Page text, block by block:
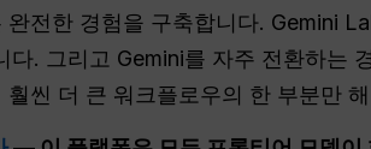
전한 경험을 구축합니다. Gemini
. 그리고 Gemini를 자주 전환하는
씬 더 큰 워크플로우의 한 부분만